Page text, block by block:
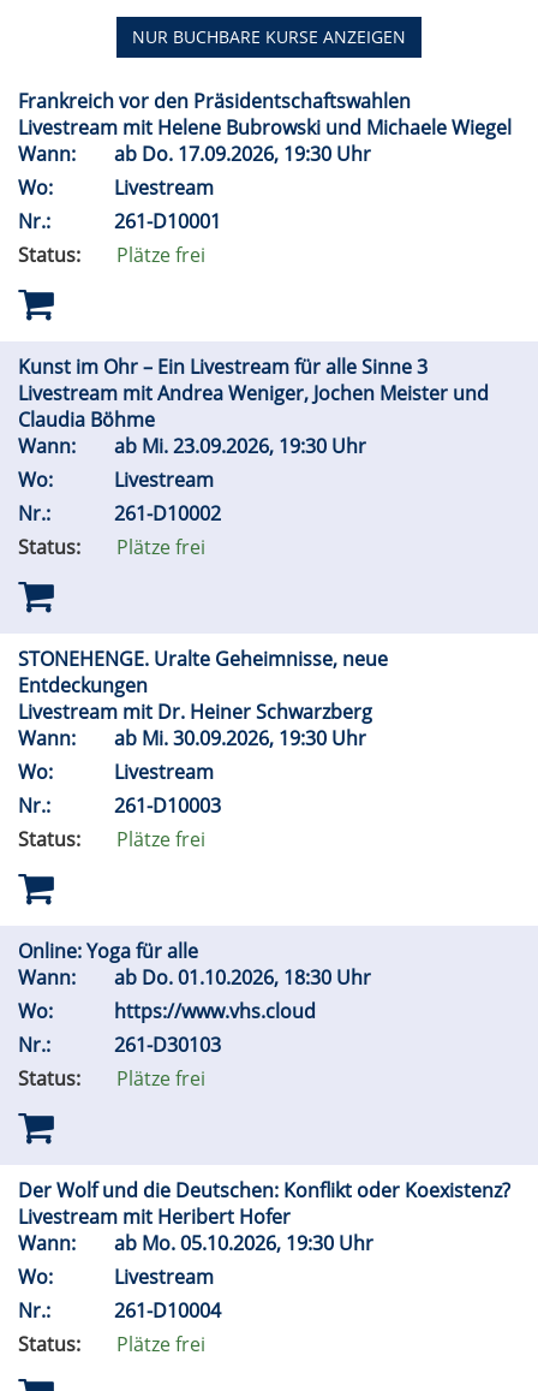
NUR BUCHBARE KURSE ANZEIGEN
Frankreich vor den Präsidentschaftswahlen
Livestream mit Helene Bubrowski und Michaele Wiegel
Wann:
ab Do. 17.09.2026, 19:30 Uhr
Wo:
Livestream
Nr.:
261-D10001
Status:
Plätze frei
Kunst im Ohr – Ein Livestream für alle Sinne 3
Livestream mit Andrea Weniger, Jochen Meister und
Claudia Böhme
Wann:
ab Mi.23.09.2026, 19:30 Uhr
Wo:
Livestream
Nr.:
261-D10002
Status:
Plätze frei
STONEHENGE. Uralte Geheimnisse, neue
Entdeckungen
Livestream mit Dr. Heiner Schwarzberg
Wann:
ab Mi.30.09.2026, 19:30 Uhr
Wo:
Livestream
Nr.:
261-D10003
Status:
Plätze frei
Online: Yoga für alle
Wann:
ab Do.01.10.2026, 18:30 Uhr
Wo:
https://www.vhs.cloud
Nr.:
261-D30103
Status:
Plätze frei
Der Wolf und die Deutschen: Konflikt oder Koexistenz?
Livestream mit Heribert Hofer
Wann:
ab Mo.05.10.2026, 19:30 Uhr
Wo:
Livestream
Nr.:
261-D10004
Status:
Plätze frei